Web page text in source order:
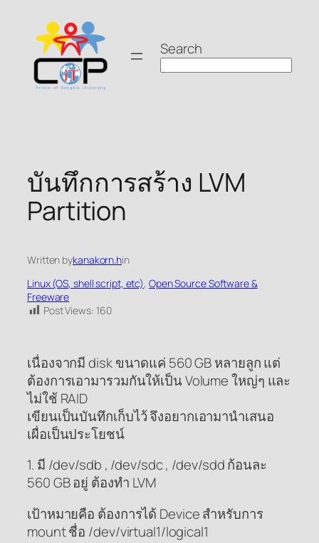
content
Search
บันทึกการสร้าง LVM
Partition
Written bykanakorn.hin
Linux (OS, shell script, etc), Open Source Software &
Freeware
Post Views: 160
เนื่องจากมี disk ขนาดแค่ 560 GB หลายลูก แต่
ต้องการเอามารวมกันให้เป็น Volume ใหญ่ๆ และ
ไม่ใช้ RAID
เขียนเป็นบันทึกเก็บไว้ จึงอยากเอามานำเสนอ
เผื่อเป็นประโยชน์
1. มี /dev/sdb , /dev/sdc , /dev/sdd ก้อนละ
560 GB อยู่ ต้องทำ LVM
เป้าหมายคือ ต้องการได้ Device สำหรับการ
mount ชื่อ /dev/virtual1/logical1